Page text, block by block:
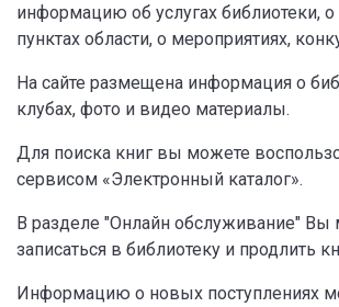
информацию об услугах библиотеки,
пунктах области, о мероприятиях,
На сайте размещена информация о
клубах, фото и видео материалы.
Для поиска книг вы можете
сервисом «Электронный каталог».
В разделе "Онлайн обслуживание" Вы
записаться в библиотеку и продлить
Информацию о новых поступлениях